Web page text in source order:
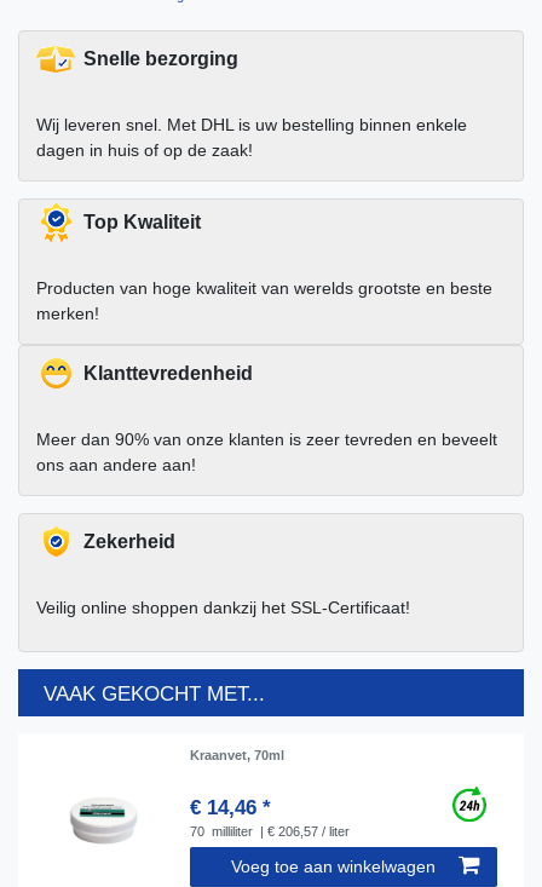
Snelle bezorging
Wij leveren snel. Met DHL is uw bestelling binnen enkele
dagen in huis of op de zaak!
Top Kwaliteit
Producten van hoge kwaliteit van werelds grootste en beste
merken!
Klanttevredenheid
Meer dan 90% van onze klanten is zeer tevreden en beveelt
ons aan andere aan!
Zekerheid
Veilig online shoppen dankzij het SSL-Certificaat!
VAAK GEKOCHT MET...
Kraanvet, 70ml
€ 14,46 *
70 milliliter | € 206,57 / liter
Voeg toe aan winkelwagen